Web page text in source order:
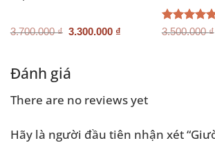
3.700.000₫ Giá
3.300.000 ₫
Được xếp
3.500.000₫
₫.
Đánh giá
There are no reviews yet
Hãy là người đầu tiên nhận xét